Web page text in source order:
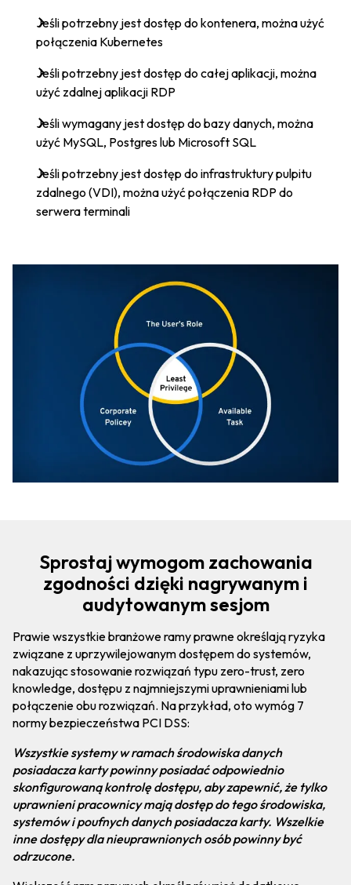
Jeśli potrzebny jest dostęp do kontenera, można użyć
połączenia Kubernetes
Jeśli potrzebny jest dostęp do całej aplikacji, można
użyć zdalnej aplikacji RDP
Jeśli wymagany jest dostęp do bazy danych, można
użyć MySQL, Postgres lub Microsoft SQL
Jeśli potrzebny jest dostęp do infrastruktury pulpitu
zdalnego (VDI), można użyć połączenia RDP do
serwera terminali
Sprostaj wymogom zachowania
zgodności dzięki nagrywanym i
audytowanym sesjom
Prawie wszystkie branżowe ramy prawne określają ryzyka
związane z uprzywilejowanym dostępem do systemów,
nakazując stosowanie rozwiązań typu zero-trust, zero
knowledge, dostępu z najmniejszymi uprawnieniami lub
połączenie obu rozwiązań. Na przykład, oto wymóg 7
normy bezpieczeństwa PCI DSS:
Wszystkie systemy w ramach środowiska danych
posiadacza karty powinny posiadać odpowiednio
skonfigurowaną kontrolę dostępu, aby zapewnić, że tylko
uprawnieni pracownicy mają dostęp do tego środowiska,
systemów i poufnych danych posiadacza karty. Wszelkie
inne dostępy dla nieuprawnionych osób powinny być
odrzucone.